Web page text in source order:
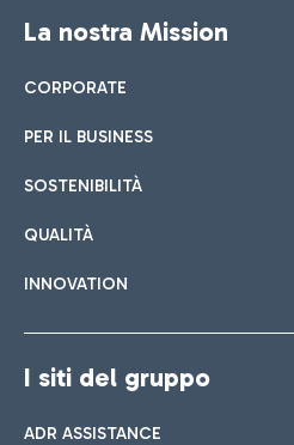
La nostra Mission
CORPORATE
PER IL BUSINESS
SOSTENIBILITÀ
QUALITÀ
INNOVATION
I siti del gruppo
ADR ASSISTANCE